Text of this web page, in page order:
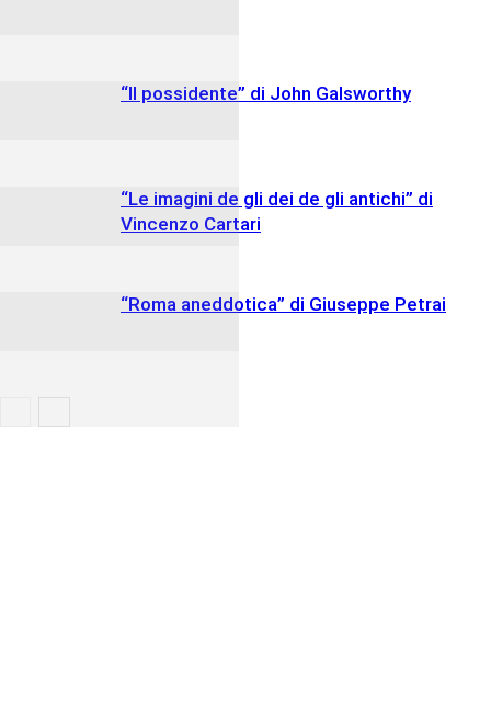
“Il possidente” di John Galsworthy
“Le imagini de gli dei de gli antichi” di
Vincenzo Cartari
“Roma aneddotica” di Giuseppe Petrai